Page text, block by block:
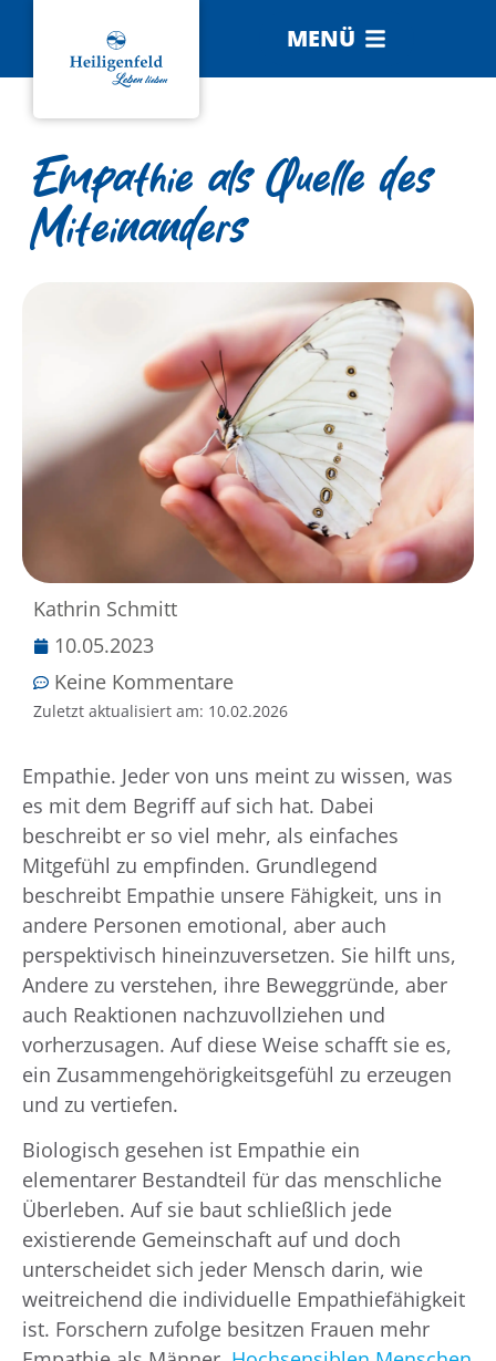
MENÜ
Empathie als Quelle des
Miteinanders
Kathrin Schmitt
10.05.2023
Keine Kommentare
Zuletzt aktualisiert am: 10.02.2026
Empathie. Jeder von uns meint zu wissen, was
es mit dem Begriff auf sich hat. Dabei
beschreibt er so viel mehr, als einfaches
Mitgefühl zu empfinden. Grundlegend
beschreibt Empathie unsere Fähigkeit, uns in
andere Personen emotional, aber auch
perspektivisch hineinzuversetzen. Sie hilft uns,
Andere zu verstehen, ihre Beweggründe, aber
auch Reaktionen nachzuvollziehen und
vorherzusagen. Auf diese Weise schafft sie es,
ein Zusammengehörigkeitsgefühl zu erzeugen
und zu vertiefen.
Biologisch gesehen ist Empathie ein
elementarer Bestandteil für das menschliche
Überleben. Auf sie baut schließlich jede
existierende Gemeinschaft auf und doch
unterscheidet sich jeder Mensch darin, wie
weitreichend die individuelle Empathiefähigkeit
ist. Forschern zufolge besitzen Frauen mehr